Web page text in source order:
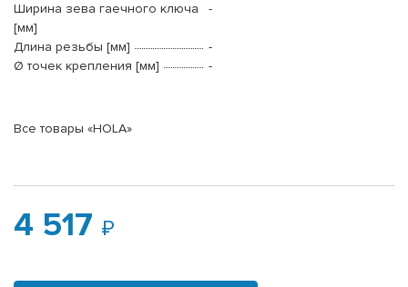
Ширина зева гаечного ключа
[мм]
-
Длина резьбы [мм]
-
Ø точек крепления [мм]
-
Все товары «HOLA»
4 517